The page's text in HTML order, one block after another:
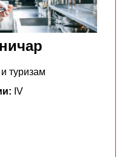
туризам
IV